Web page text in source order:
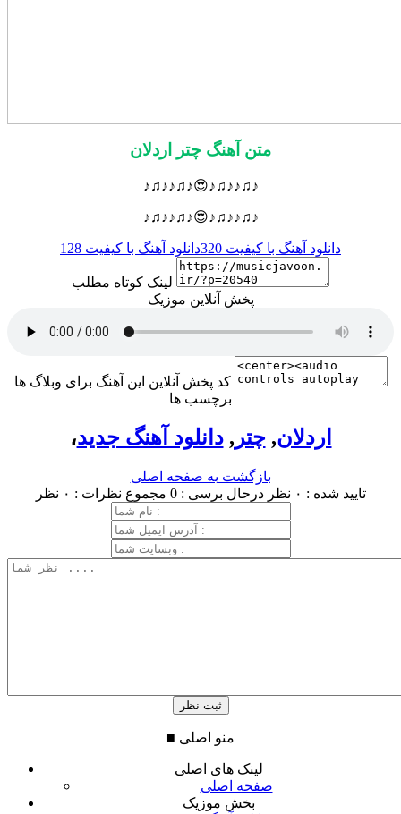
متن آهنگ چتر اردلان
♪♫♪♪♫♪😍♪♫♪♪♫♪
♪♫♪♪♫♪😍♪♫♪♪♫♪
دانلود آهنگ با کیفیت 320 دانلود آهنگ با کیفیت 128
لینک کوتاه مطلب
پخش آنلاین موزیک
کد پخش آنلاین این آهنگ برای وبلاگ ها
برچسب ها
، اردلان, چتر ,دانلود آهنگ جدید
بازگشت به صفحه اصلی
تایید شده : ۰ نظر
درحال برسی : 0 مجموع نظرات : ۰ نظر
■ منو اصلی
لینک های اصلی
صفحه اصلی
بخش موزیک